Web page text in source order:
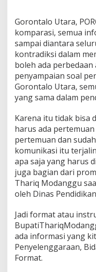
Gorontalo Utara,
komparasi, semua
sampai diantara
kontradiksi dalam
boleh ada
penyampaian soal
Gorontalo Utara,
yang sama dalam
Karena itu tidak bisa
harus ada
pertemuan dan
komunikasi itu
apa saja yang harus
juga bagian dari
Thariq Modanggu
oleh Dinas
Jadi format atau
ada informasi yang
Penyelenggaraan,
Format.